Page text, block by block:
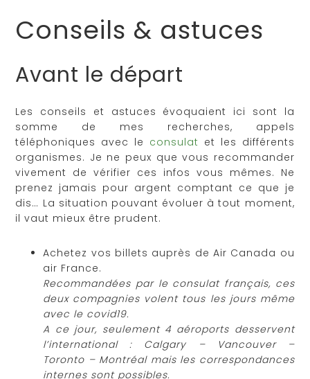
Conseils & astuces
Avant le départ
Les conseils et astuces évoquaient ici sont la
somme de mes recherches, appels
téléphoniques avec le consulat et les différents
organismes. Je ne peux que vous recommander
vivement de vérifier ces infos vous mêmes. Ne
prenez jamais pour argent comptant ce que je
dis… La situation pouvant évoluer à tout moment,
il vaut mieux être prudent.
Achetez vos billets auprès de Air Canada ou
air France.
Recommandées par le consulat français, ces
deux compagnies volent tous les jours même
avec le covid19.
A ce jour, seulement 4 aéroports desservent
l’international : Calgary – Vancouver –
Toronto – Montréal mais les correspondances
internes sont possibles.